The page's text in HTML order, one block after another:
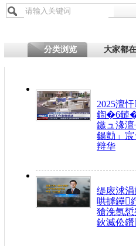
分类浏览 大家都
2025澶
鍧�6鏈
鏃ュ湪
鍚勯」
辩华
缇庡浗
哄摢鑸
獊浼氬
鈥滅伀